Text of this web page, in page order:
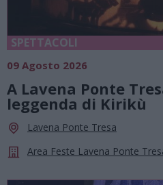
SPETTACOLI
09 Agosto 2026
A Lavena Ponte
leggenda di Kirikù
Lavena Ponte Tresa
Area Feste Lavena Ponte